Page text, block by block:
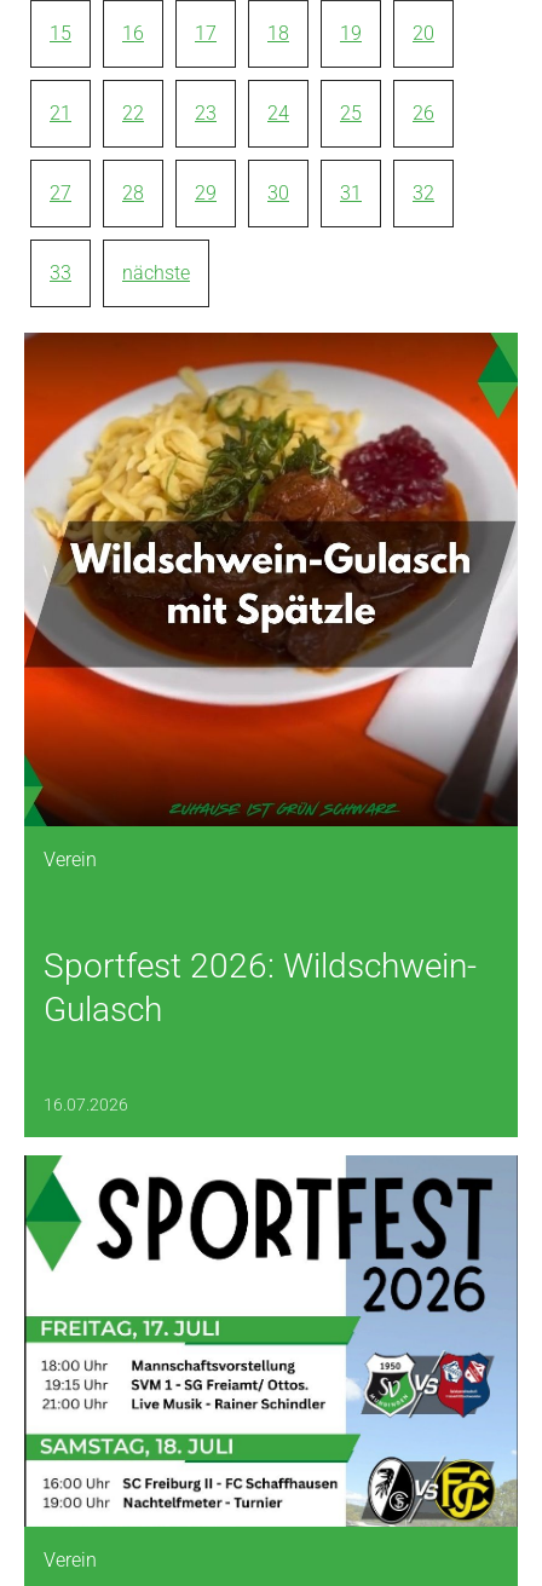
15 16 17 18 19 20
21 22 23 24 25 26
27 28 29 30 31 32
33 nächste
Verein
Sportfest 2026: Wildschwein-
Gulasch
16.07.2026
Verein